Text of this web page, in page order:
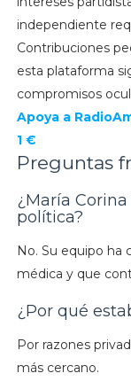
independiente
Contribuciones
esta plataforma
compromisos
Apoya a
1 €
Preguntas
¿María
política?
No. Su equipo ha
médica y que
¿Por qué
Por razones
más cercano.